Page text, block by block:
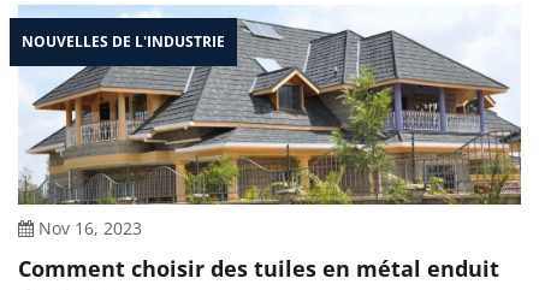
NOUVELLES DE L'INDUSTRIE
Nov 16, 2023
Comment choisir des tuiles en métal enduit